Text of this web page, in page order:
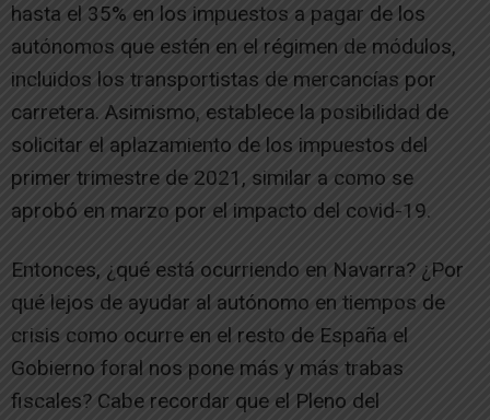
hasta el 35% en los impuestos a pagar de los
autónomos que estén en el régimen de módulos,
incluidos los transportistas de mercancías por
carretera. Asimismo, establece la posibilidad de
solicitar el aplazamiento de los impuestos del
primer trimestre de 2021, similar a como se
aprobó en marzo por el impacto del covid-19.
Entonces, ¿qué está ocurriendo en Navarra? ¿Por
qué lejos de ayudar al autónomo en tiempos de
crisis como ocurre en el resto de España el
Gobierno foral nos pone más y más trabas
fiscales? Cabe recordar que el Pleno del